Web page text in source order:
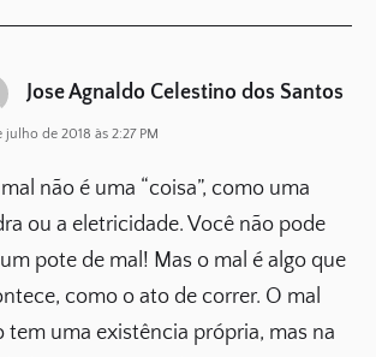
Jose Agnaldo Celestino dos Santos
julho de 2018 às 2:27 PM
não é uma “coisa”, como uma
ou a eletricidade. Você não pode
pote de mal! Mas o mal é algo que
como o ato de correr. O mal
tem uma existência própria, mas na